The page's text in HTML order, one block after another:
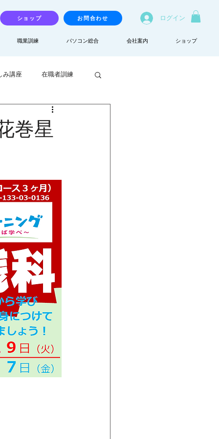
ショップ お問合わせ ログイン
職業訓練 パソコン総合 会社案内 ショップ
み講座 在職者訓練
巻星